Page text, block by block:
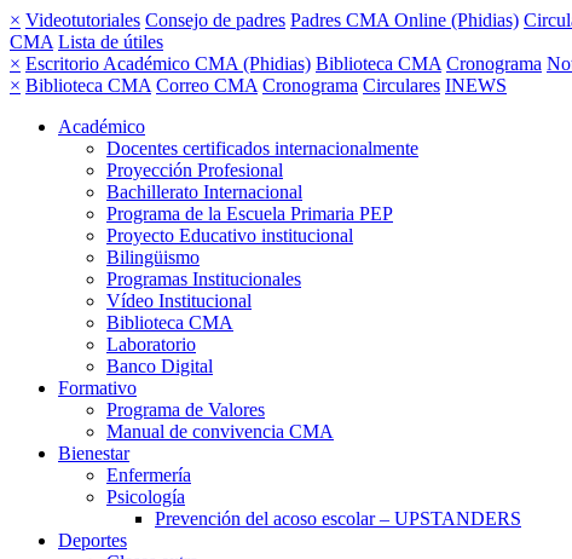
× Videotutoriales Consejo de padres Padres CMA Online (Phidias)
CMA Lista de útiles
× Escritorio Académico CMA (Phidias) Biblioteca CMA Cronograma
× Biblioteca CMA Correo CMA Cronograma Circulares INEWS
Académico
Docentes certificados internacionalmente
Proyección Profesional
Bachillerato Internacional
Programa de la Escuela Primaria PEP
Proyecto Educativo institucional
Bilingüismo
Programas Institucionales
Vídeo Institucional
Biblioteca CMA
Laboratorio
Banco Digital
Formativo
Programa de Valores
Manual de convivencia CMA
Bienestar
Enfermería
Psicología
Prevención del acoso escolar – UPSTANDERS
Deportes